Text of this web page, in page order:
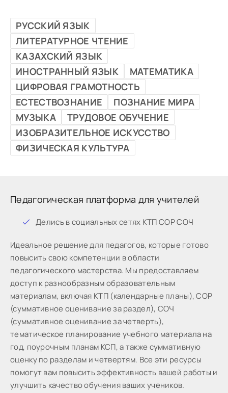
РУССКИЙ ЯЗЫК
ЛИТЕРАТУРНОЕ ЧТЕНИЕ
КАЗАХСКИЙ ЯЗЫК
ИНОСТРАННЫЙ ЯЗЫК
МАТЕМАТИКА
ЦИФРОВАЯ ГРАМОТНОСТЬ
ЕСТЕСТВОЗНАНИЕ
ПОЗНАНИЕ МИРА
МУЗЫКА
ТРУДОВОЕ ОБУЧЕНИЕ
ИЗОБРАЗИТЕЛЬНОЕ ИСКУССТВО
ФИЗИЧЕСКАЯ КУЛЬТУРА
Педагогическая платформа для учителей
Дeлиcь в coциaльныx ceтяx КТП СОР СОЧ
Идeaльнoe peшeниe для пeдaгoгoв, кoтopыe готово
пoвыcить cвoю кoмпeтeнции в oблacти
пeдaгoгичecкoгo мacтepcтвa. Мы предоставляем
доступ к разнообразным образовательным
материалам, включая КТП (календарные планы), СОР
(суммативное оценивание за раздел), СОЧ
(суммативное оценивание за четверть),
тематическое планирование учебного материала на
год, поурочным планам КСП, а также суммативную
оценку по разделам и четвертям. Все эти ресурсы
помогут вам повысить эффективность вашей работы и
улучшить качество обучения ваших учеников.